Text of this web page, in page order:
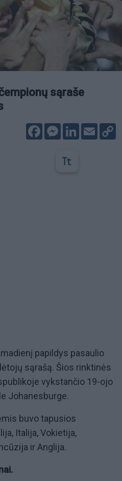
sąraše
FacebookMessenger
LinkedIn
Email
papildys pasaulio
sąrašą. Šios rinktinės
vykstančio 19-ojo
Johanesburge.
buvo tapusios
Italija, Vokietija,
ir Anglija.